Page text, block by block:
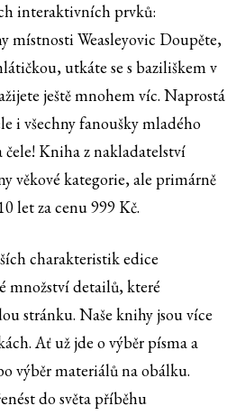
interaktivních prvků:
místnosti Weasleyovic Doupěte,
utkáte se s baziliškem v
ještě mnohem víc. Naprostá
i všechny fanoušky mladého
čele! Kniha z nakladatelství
věkové kategorie, ale primárně
let za cenu 999 Kč.
charakteristik edice
množství detailů, které
stránku. Naše knihy jsou více
Ať už jde o výběr písma a
výběr materiálů na obálku.
do světa příběhu